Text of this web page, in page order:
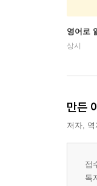
영어로
상시
만든
저자,
접
독